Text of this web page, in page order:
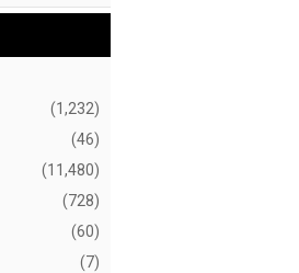
(1,232)
(46)
(11,480)
(728)
(60)
(7)